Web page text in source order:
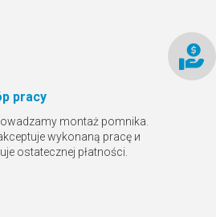
pracy
montaż pomnika.
wykonaną pracę и
ostatecznej płatności.